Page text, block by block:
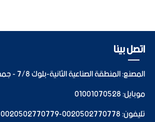
اتصل بينا
المصنع: المنطقة الصناعية الثانية-بلوك 7/8 - جمصة
موبايل:01001070528
تليفون:0020502770778
-
0020502770779